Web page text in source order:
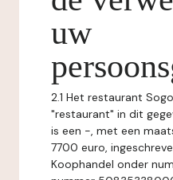
uw
2.1 Het restaurant
"restaurant" in dit
is een -, met een
7700 euro,
Koophandel onder